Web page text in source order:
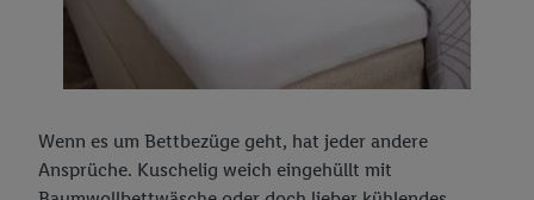
Wenn es um Bettbezüge geht, hat jeder andere
Ansprüche. Kuschelig weich eingehüllt mit